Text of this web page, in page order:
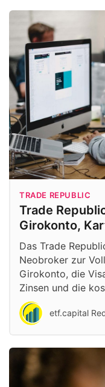
TRADE REPUBLIC
Trade
Girokonto,
Das Trade
Neobroker zur
Girokonto, die
Zinsen und die
etf.capital